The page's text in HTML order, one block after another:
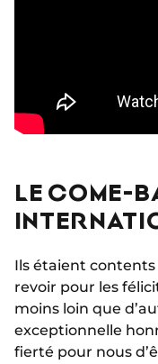
LE COME-
Ils étaient
revoir pour les
moins loin que
exceptionnelle
fierté pour nous